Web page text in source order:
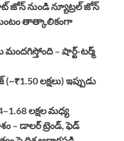
జోన్ నుండి న్యూట్రల్ జోన్
తాత్కాలికంగా
మందగిస్తోంది – షార్ట్-టర్మ్
లక్షలు) ఇప్పుడు
లక్షల మధ్య
– డాలర్ ట్రెండ్, ఫెడ్